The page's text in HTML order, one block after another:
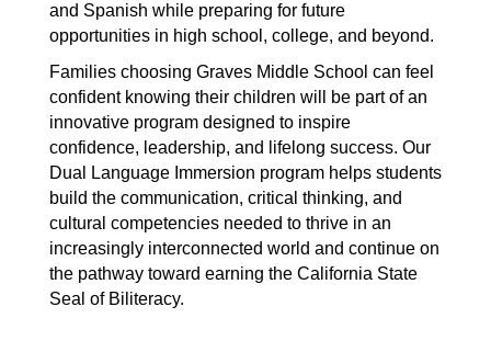
and Spanish while preparing for future
opportunities in high school, college, and beyond.
Families choosing Graves Middle School can feel
confident knowing their children will be part of an
innovative program designed to inspire
confidence, leadership, and lifelong success. Our
Dual Language Immersion program helps students
build the communication, critical thinking, and
cultural competencies needed to thrive in an
increasingly interconnected world and continue on
the pathway toward earning the California State
Seal of Biliteracy.